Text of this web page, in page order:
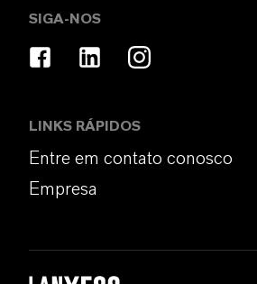
SIGA-NOS
LINKS RÁPIDOS
Entre em contato conosco
Empresa